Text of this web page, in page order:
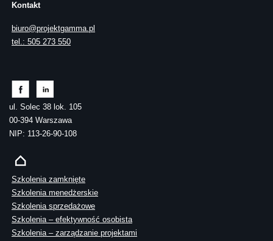
Kontakt
biuro@projektgamma.pl
tel.: 505 273 550
ul. Solec 38 lok. 105
00-394 Warszawa
NIP: 113-26-90-108
Szkolenia zamknięte
Szkolenia menedżerskie
Szkolenia sprzedażowe
Szkolenia – efektywność osobista
Szkolenia – zarządzanie projektami